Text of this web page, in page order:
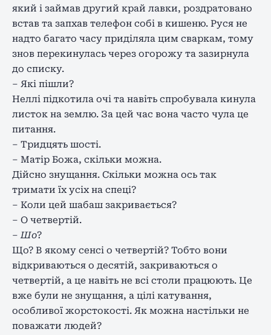
який і займав другий край лавки, роздратовано
встав та запхав телефон собі в кишеню. Руся не
надто багато часу приділяла цим сваркам, тому
знов перекинулась через огорожу та зазирнула
до списку.
– Які пішли?
Неллі підкотила очі та навіть спробувала кинула
листок на землю. За цей час вона часто чула це
питання.
– Тридцять шості.
– Матір Божа, скільки можна.
Дійсно знущання. Скільки можна ось так
тримати їх усіх на спеці?
– Коли цей шабаш закривається?
– О четвертій.
– Шо?
Що? В якому сенсі о четвертій? Тобто вони
відкриваються о десятій, закриваються о
четвертій, а це навіть не всі столи працюють. Це
вже були не знущання, а цілі катування,
особливої жорстокості. Як можна настільки не
поважати людей?